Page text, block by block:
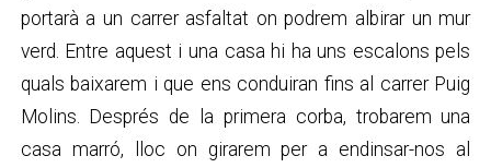
portarà a un carrer asfaltat on podrem albirar un mur
verd. Entre aquest i una casa hi ha uns escalons pels
quals baixarem i que ens conduiran fins al carrer Puig
Molins. Després de la primera corba, trobarem una
casa marró, lloc on girarem per a endinsar-nos al